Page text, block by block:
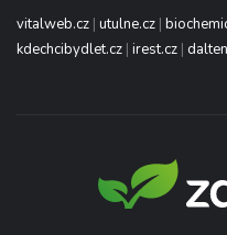
vitalweb.cz | utulne.cz |
kdechcibydlet.cz | irest.cz |